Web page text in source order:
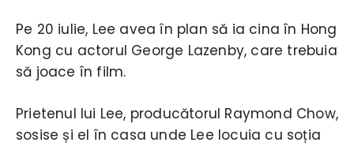
Pe 20 iulie, Lee avea în plan să ia cina în Hong
Kong cu actorul George Lazenby, care trebuia
să joace în film.
Prietenul lui Lee, producătorul Raymond Chow,
sosise și el în casa unde Lee locuia cu soția